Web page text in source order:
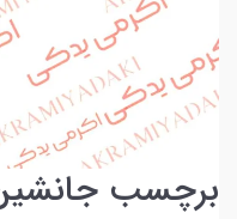
برچسب جانشین